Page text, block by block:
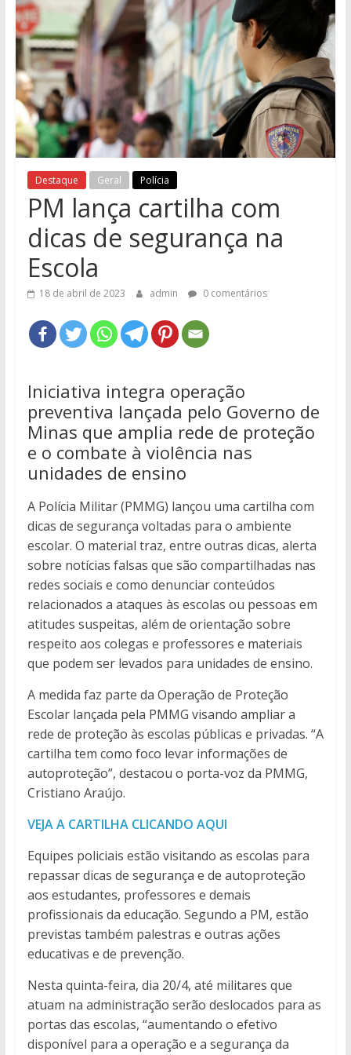
Região
Destaque Geral Polícia
PM lança cartilha com
dicas de segurança na
Escola
18 de abril de 2023 admin 0 comentários
Iniciativa integra operação
preventiva lançada pelo Governo de
Minas que amplia rede de proteção
e o combate à violência nas
unidades de ensino
A Polícia Militar (PMMG) lançou uma cartilha com
dicas de segurança voltadas para o ambiente
escolar. O material traz, entre outras dicas, alerta
sobre notícias falsas que são compartilhadas nas
redes sociais e como denunciar conteúdos
relacionados a ataques às escolas ou pessoas em
atitudes suspeitas, além de orientação sobre
respeito aos colegas e professores e materiais
que podem ser levados para unidades de ensino.
A medida faz parte da Operação de Proteção
Escolar lançada pela PMMG visando ampliar a
rede de proteção às escolas públicas e privadas. “A
cartilha tem como foco levar informações de
autoproteção”, destacou o porta-voz da PMMG,
Cristiano Araújo.
VEJA A CARTILHA CLICANDO AQUI
Equipes policiais estão visitando as escolas para
repassar dicas de segurança e de autoproteção
aos estudantes, professores e demais
profissionais da educação. Segundo a PM, estão
previstas também palestras e outras ações
educativas e de prevenção.
Nesta quinta-feira, dia 20/4, até militares que
atuam na administração serão deslocados para as
portas das escolas, “aumentando o efetivo
disponível para a operação e a segurança da